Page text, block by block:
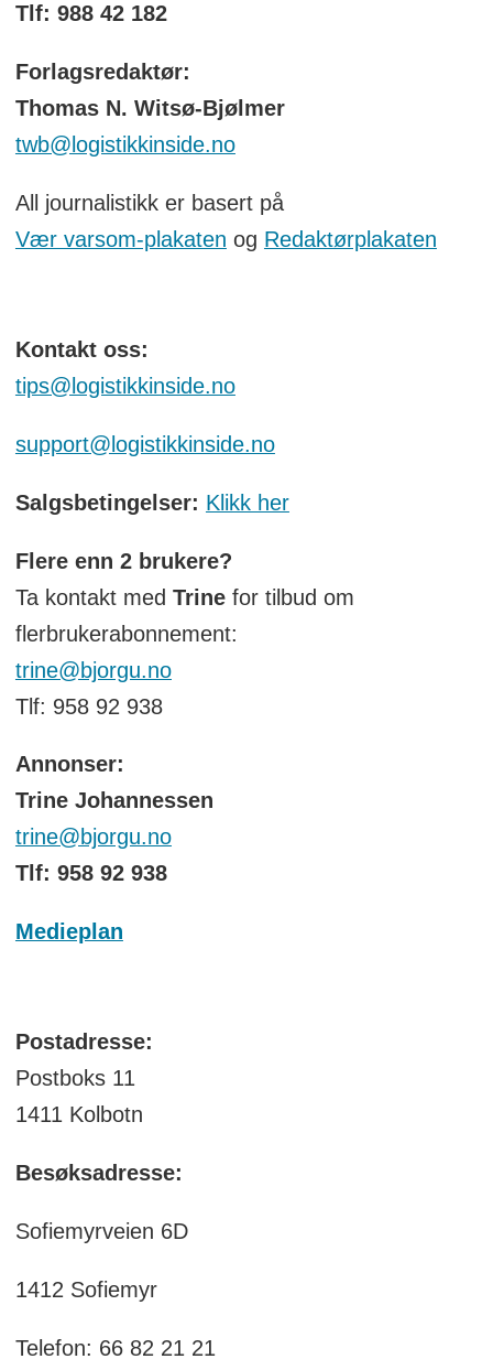
Tlf: 988 42 182
Forlagsredaktør:
Thomas N. Witsø-Bjølmer
twb@logistikkinside.no
All journalistikk er basert på
Vær varsom-plakaten og Redaktørplakaten
Kontakt oss:
tips@logistikkinside.no
support@logistikkinside.no
Salgsbetingelser: Klikk her
Flere enn 2 brukere?
Ta kontakt med Trinefor tilbud om
flerbrukerabonnement:
trine@bjorgu.no
Tlf: 958 92 938
Annonser:
Trine Johannessen
trine@bjorgu.no
Tlf: 958 92 938
Medieplan
Postadresse:
Postboks 11
1411 Kolbotn
Besøksadresse:
Sofiemyrveien 6D
1412 Sofiemyr
Telefon: 66 82 21 21